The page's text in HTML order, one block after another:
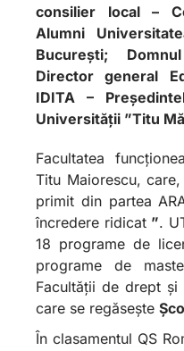
consilier local –
Alumni
București;
Director general
IDITA –
Universității ”Titu
Facultatea
Titu Maiorescu,
primit din partea
încredere ridicat ”.
18 programe de
programe de
Facultății de drept
care se regăsește
În clasamentul QS